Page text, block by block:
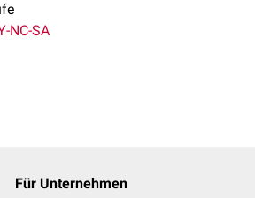
NC-SA
Für Unternehmen